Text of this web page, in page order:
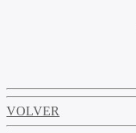
VOLVER